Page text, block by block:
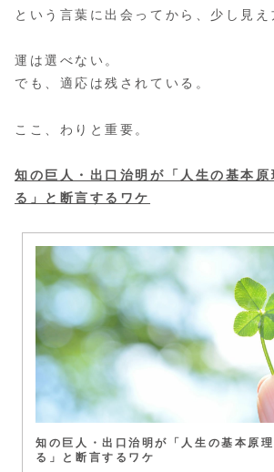
という言葉に出会ってから、少し見え
運は選べない。
でも、適応は残されている。
ここ、わりと重要。
知の巨人・出口治明が「人生の基本原
る」と断言するワケ
知の巨人・出口治明が「人生の基本原
る」と断言するワケ